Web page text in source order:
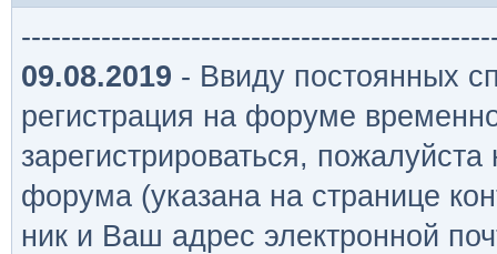
09.08.2019 - Ввиду постоянных
регистрация на форуме
зарегистрироваться,
форума (указана на странице
ник и Ваш адрес электронной